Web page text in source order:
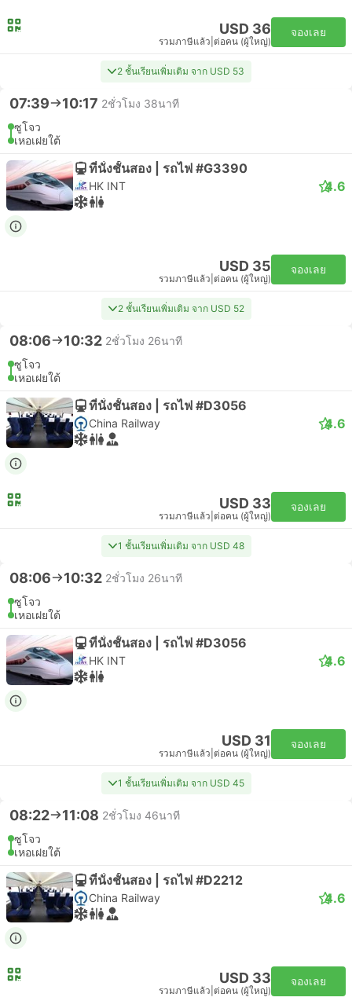
USD 36
รวมภาษีแล้ว ต่อคน (ผู้ใหญ่)
จองเลย
2 ชั้นเรียนเพิ่มเติม จาก USD 53
07:39 10:17 2ชั่วโมง 38นาที
ซูโจว
เหอเฝยใต้
ที่นั่งชั้นสอง | รถไฟ #G3390
HK INT 4.6
USD 35
รวมภาษีแล้ว ต่อคน (ผู้ใหญ่)
จองเลย
2 ชั้นเรียนเพิ่มเติม จาก USD 52
08:06 10:32 2ชั่วโมง 26นาที
ซูโจว
เหอเฝยใต้
ที่นั่งชั้นสอง | รถไฟ #D3056
China Railway 4.6
USD 33
รวมภาษีแล้ว ต่อคน (ผู้ใหญ่)
จองเลย
1 ชั้นเรียนเพิ่มเติม จาก USD 48
08:06 10:32 2ชั่วโมง 26นาที
ซูโจว
เหอเฝยใต้
ที่นั่งชั้นสอง | รถไฟ #D3056
HK INT 4.6
USD 31
รวมภาษีแล้ว ต่อคน (ผู้ใหญ่)
จองเลย
1 ชั้นเรียนเพิ่มเติม จาก USD 45
08:22 11:08 2ชั่วโมง 46นาที
ซูโจว
เหอเฝยใต้
ที่นั่งชั้นสอง | รถไฟ #D2212
China Railway 4.6
USD 33
รวมภาษีแล้ว ต่อคน (ผู้ใหญ่)
จองเลย